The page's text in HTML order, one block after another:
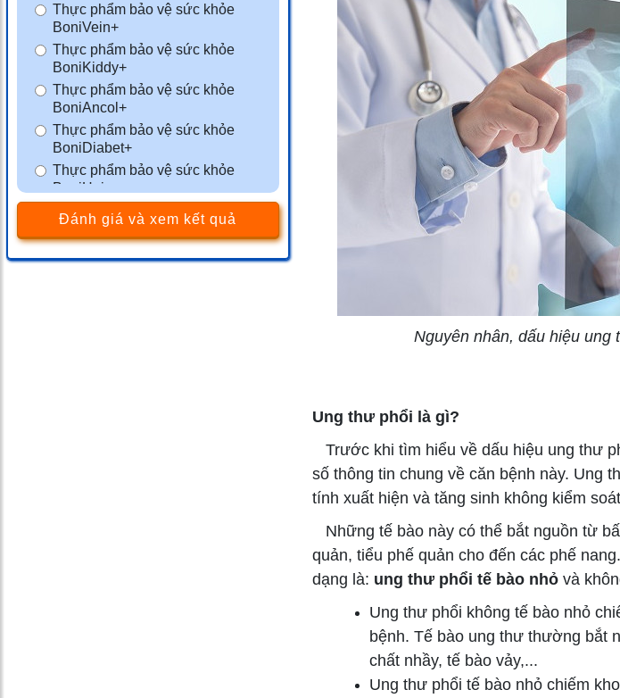
Thực phẩm bảo vệ sức khỏe
BoniVein+
Thực phẩm bảo vệ sức khỏe
BoniKiddy+
Thực phẩm bảo vệ sức khỏe
BoniAncol+
Thực phẩm bảo vệ sức khỏe
BoniDiabet+
Thực phẩm bảo vệ sức khỏe
BoniHair
Thực phẩm bảo vệ sức khỏe
BoniSleep+
BoniSeal+
Đánh giá và xem kết quả
Nguyên nhân, dấu hiệu ung
Ung thư phổi là gì?
Trước khi tìm hiểu về dấu hiệu ung thư
số thông tin chung về căn bệnh này. Ung
tính xuất hiện và tăng sinh không kiểm
Những tế bào này có thể bắt nguồn từ
quản, tiểu phế quản cho đến các phế
dạng là: ung thư phổi tế bào nhỏvà
Ung thư phổi không tế bào nhỏ
bệnh. Tế bào ung thư thường bắt
chất nhầy, tế bào vảy,...
Ung thư phổi tế bào nhỏ chiếm